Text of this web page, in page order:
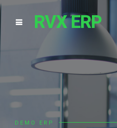
RVX ERP
DEMO ERP